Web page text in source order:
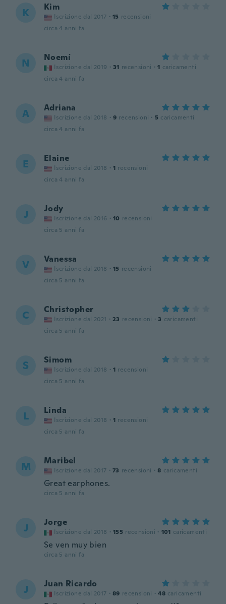
K Kim
Iscrizione dal 2017 · 15 recensioni
circa 4 anni fa
N Noemí
Iscrizione dal 2019 · 31 recensioni · 1 caricamenti
circa 4 anni fa
A Adriana
Iscrizione dal 2018 · 9 recensioni · 5 caricamenti
circa 4 anni fa
E Elaine
Iscrizione dal 2018 · 1 recensioni
circa 4 anni fa
J Jody
Iscrizione dal 2016 · 10 recensioni
circa 5 anni fa
V Vanessa
Iscrizione dal 2018 · 15 recensioni
circa 5 anni fa
C Christopher
Iscrizione dal 2021 · 23 recensioni · 3 caricamenti
circa 5 anni fa
S Simom
Iscrizione dal 2018 · 1 recensioni
circa 5 anni fa
L Linda
Iscrizione dal 2018 · 1 recensioni
circa 5 anni fa
M Maribel
Iscrizione dal 2017 · 73 recensioni · 8 caricamenti
Great earphones.
circa 5 anni fa
J Jorge
Iscrizione dal 2018 · 155 recensioni · 101 caricamenti
Se ven muy bien
circa 5 anni fa
J Juan Ricardo
Iscrizione dal 2017 · 89 recensioni · 48 caricamenti